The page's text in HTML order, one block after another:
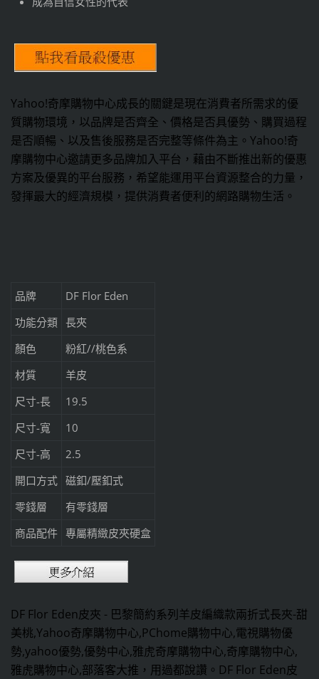
Yahoo!奇摩購物中心成長的關鍵是現在消費者所需求的優
質購物環境，以品牌是否齊全、價格是否具優勢、購買過程
是否順暢、以及售後服務是否完整等條件為主。Yahoo!奇
摩購物中心邀請更多品牌加入平台，藉由不斷推出新的優惠
方案及優異的平台服務，希望能運用平台資源整合的力量，
發揮最大的經濟規模，提供消費者便利的網路購物生活。
品牌
DF Flor Eden
功能分類 長夾
顏色
粉紅//桃色系
材質
羊皮
尺寸-長
19.5
尺寸-寬
10
尺寸-高
2.5
開口方式 磁釦/壓釦式
零錢層
有零錢層
商品配件 專屬精緻皮夾硬盒
DF Flor Eden皮夾 - 巴黎簡約系列羊皮編織款兩折式長夾-甜
美桃,Yahoo奇摩購物中心,PChome購物中心,電視購物優
勢,yahoo優勢,優勢中心,雅虎奇摩購物中心,奇摩購物中心,
雅虎購物中心,部落客大推，用過都說讚。DF Flor Eden皮